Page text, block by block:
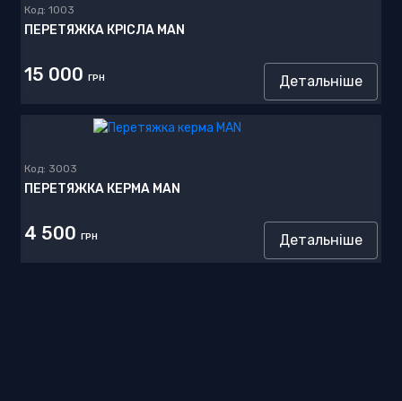
Код: 1003
ПЕРЕТЯЖКА КРІСЛА MAN
15 000 ГРН Детальніше
Код: 3003
ПЕРЕТЯЖКА КЕРМА MAN
4 500 ГРН Детальніше